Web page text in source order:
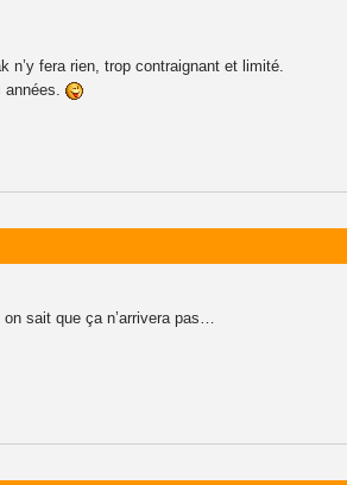
n’y fera rien, trop contraignant et limité.
années.
on sait que ça n’arrivera pas…